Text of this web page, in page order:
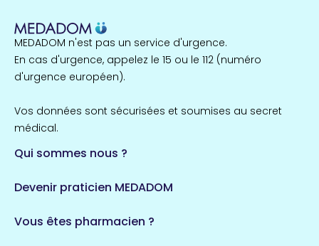
MEDADOM n'est pas un service d'urgence.
En cas d'urgence, appelez le 15 ou le 112 (numéro
d'urgence européen).
Vos données sont sécurisées et soumises au secret
médical.
Qui sommes nous ?
Devenir praticien MEDADOM
Vous êtes pharmacien ?